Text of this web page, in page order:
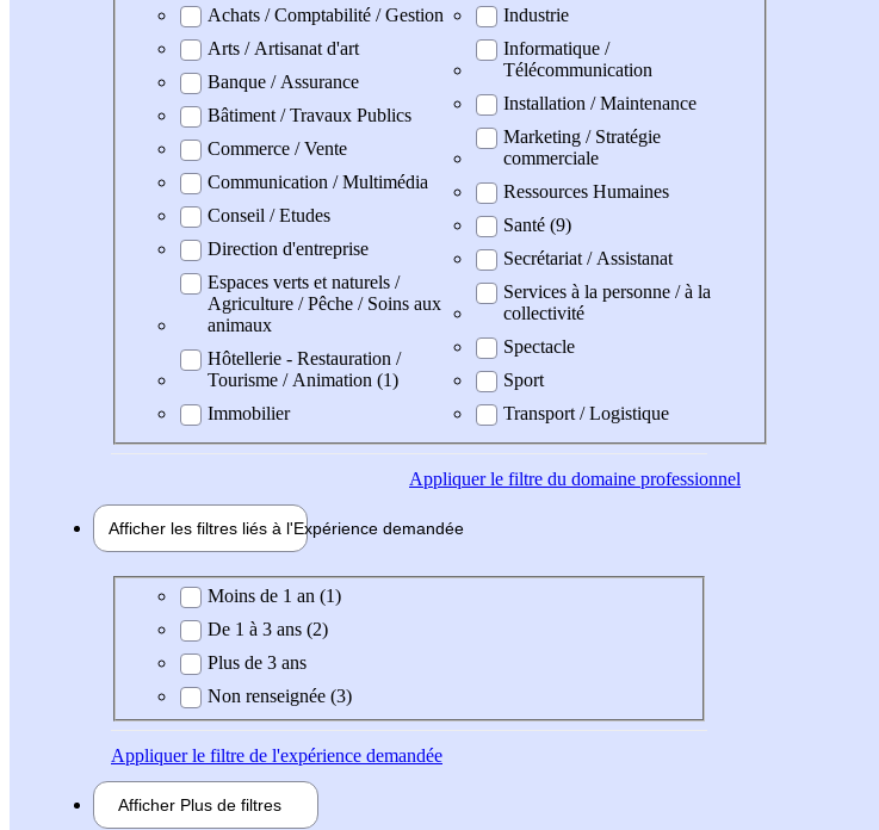
Domaine professionel
Achats / Comptabilité / Gestion
Arts / Artisanat d'art
Banque / Assurance
Bâtiment / Travaux Publics
Commerce / Vente
Communication / Multimédia
Conseil / Etudes
Direction d'entreprise
Espaces verts et naturels /
Agriculture / Pêche / Soins aux
animaux
Hôtellerie - Restauration /
Tourisme / Animation (1)
Immobilier
Industrie
Informatique /
Télécommunication
Installation / Maintenance
Marketing / Stratégie
commerciale
Ressources Humaines
Santé (9)
Secrétariat / Assistanat
Services à la personne / à la
collectivité
Spectacle
Sport
Transport / Logistique
Appliquerle filtre du domaine professionnel
Afficher les filtres liés à l'Expérience demandée
Expérience demandée
Moins de 1 an (1)
De 1 à 3 ans (2)
Plus de 3 ans
Non renseignée (3)
Appliquerle filtre de l'expérience demandée
Afficher Plus de filtres